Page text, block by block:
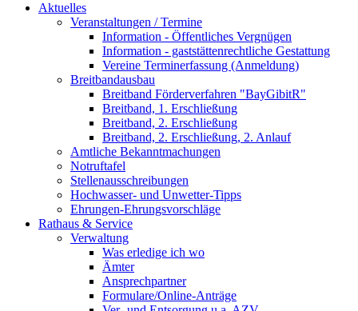
Aktuelles
Veranstaltungen / Termine
Information - Öffentliches Vergnügen
Information - gaststättenrechtliche Gestattung
Vereine Terminerfassung (Anmeldung)
Breitbandausbau
Breitband Förderverfahren "BayGibitR"
Breitband, 1. Erschließung
Breitband, 2. Erschließung
Breitband, 2. Erschließung, 2. Anlauf
Amtliche Bekanntmachungen
Notruftafel
Stellenausschreibungen
Hochwasser- und Unwetter-Tipps
Ehrungen-Ehrungsvorschläge
Rathaus & Service
Verwaltung
Was erledige ich wo
Ämter
Ansprechpartner
Formulare/Online-Anträge